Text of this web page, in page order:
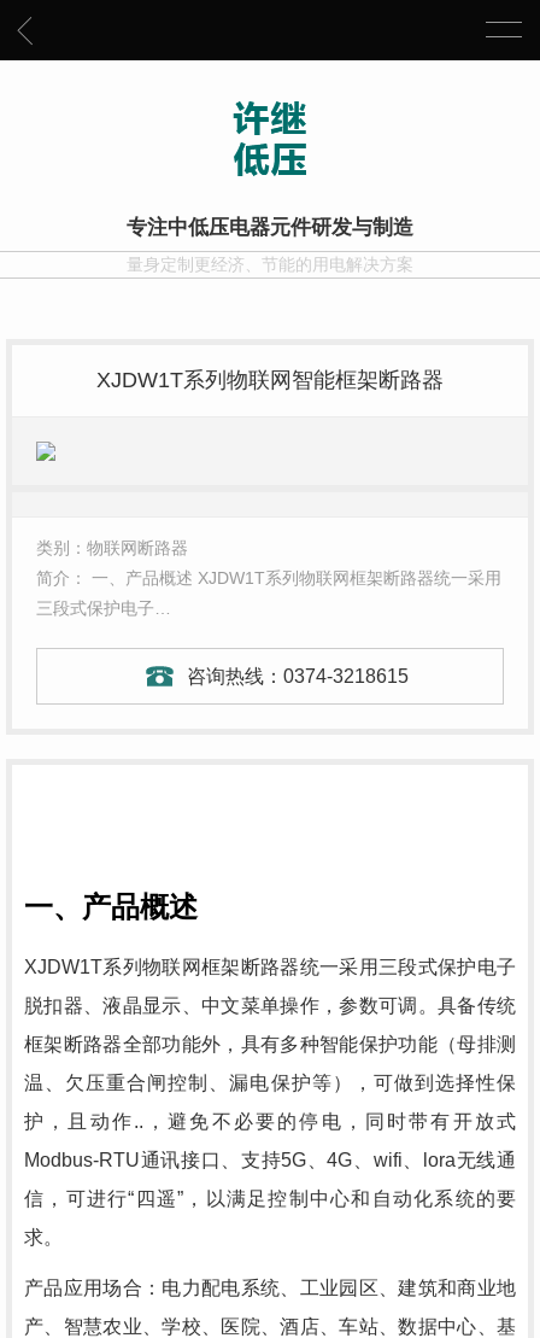
专注中低压电器元件研发与制造
量身定制更经济、节能的用电解决方案
XJDW1T系列物联网智能框架断路器
类别：物联网断路器
简介： 一、产品概述 XJDW1T系列物联网框架断路器统一采用
三段式保护电子…
咨询热线： 0374-3218615
一、产品概述
XJDW1T系列物联网框架断路器统一采用三段式保护电子
脱扣器、液晶显示、中文菜单操作，参数可调。具备传统
框架断路器全部功能外， 具有多种智能保护功能（母排测
温、欠压重合闸控制、漏电保护等），可做到选择性保
护，且动作..，避免不必要的停电，同时带有开放式
Modbus-RTU通讯接口、支持5G、4G、wifi、lora无线通
信，可进行“四遥”，以满足控制中心和自动化系统的要
求。
产品应用场合：电力配电系统、工业园区、建筑和商业地
产、智慧农业、学校、医院、酒店、车站、数据中心、基